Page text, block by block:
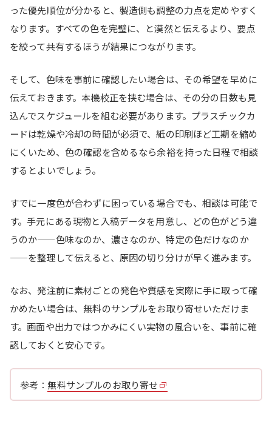
った優先順位が分かると、製造側も調整の力点を定めやすく
なります。すべての色を完璧に、と漠然と伝えるより、要点
を絞って共有するほうが結果につながります。
そして、色味を事前に確認したい場合は、その希望を早めに
伝えておきます。本機校正を挟む場合は、その分の日数も見
込んでスケジュールを組む必要があります。プラスチックカ
ードは乾燥や冷却の時間が必須で、紙の印刷ほど工期を縮め
にくいため、色の確認を含めるなら余裕を持った日程で相談
するとよいでしょう。
すでに一度色が合わずに困っている場合でも、相談は可能で
す。手元にある現物と入稿データを用意し、どの色がどう違
うのか——色味なのか、濃さなのか、特定の色だけなのか
——を整理して伝えると、原因の切り分けが早く進みます。
なお、発注前に素材ごとの発色や質感を実際に手に取って確
かめたい場合は、無料のサンプルをお取り寄せいただけま
す。画面や出力ではつかみにくい実物の風合いを、事前に確
認しておくと安心です。
参考：無料サンプルのお取り寄せ